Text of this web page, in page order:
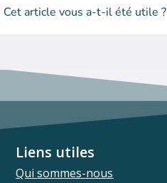
Cet article vous a-t-il été utile ?
Liens utiles
Qui sommes-nous